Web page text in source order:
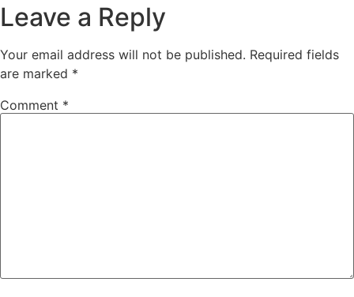
Leave a Reply
Your email address will not be published. Required fields
are marked *
Comment *